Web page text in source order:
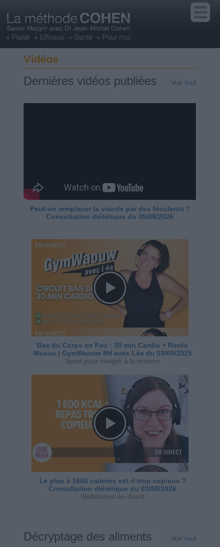
Vidéos
Dernières vidéos publiées Voir tout
Peut-on remplacer la viande par des féculents ?
Consultation diététique du 05/08/2026
Bas du Corps en Feu : 30 min Cardio + Renfo
Muscu | GymWaouw 8H avec Léa du 03/09/2025
Sport pour maigrir à la maison
Le plan à 1600 calories est-il trop copieux ?
Consultation diététique du 03/08/2026
Webinaires en direct
Décryptage des aliments Voir tout